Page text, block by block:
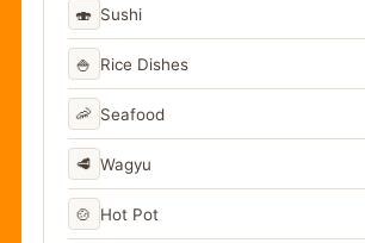
🍣 Sushi
🍚 Rice Dishes
🦐 Seafood
🥩 Wagyu
🍲 Hot Pot